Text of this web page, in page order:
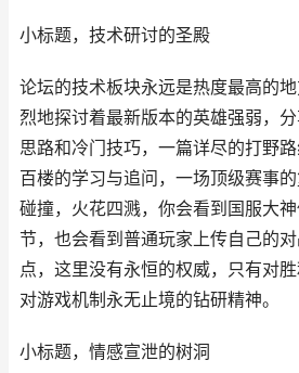
小标题，技术研讨的圣殿
论坛的技术板块永远是热度最高的
烈地探讨着最新版本的英雄强弱，
思路和冷门技巧，一篇详尽的打野
百楼的学习与追问，一场顶级赛事
碰撞，火花四溅，你会看到国服大
节，也会看到普通玩家上传自己的
点，这里没有永恒的权威，只有对
对游戏机制永无止境的钻研精神。
小标题，情感宣泄的树洞